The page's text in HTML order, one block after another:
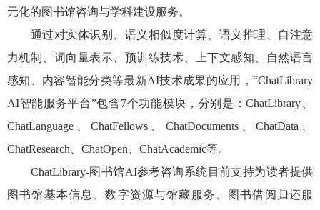
元化的图书馆咨询与学科建设服务。
通过对实体识别、语义相似度计算、语义推理、自注意
力机制、词向量表示、预训练技术、上下文感知、自然语言
感知、内容智能分类等最新AI技术成果的应用，“ChatLibrary
AI智能服务平台”包含7个功能模块，分别是：ChatLibrary
ChatLanguage 、ChatFellows ChatDocuments、 ChatData
ChatResearch
ChatOpen ChatAcademic等。
ChatLibrary-图书馆AI参考咨询系统目前支持为读者提供
图书馆基本信息、数字资源与馆藏服务、图书借阅归还服